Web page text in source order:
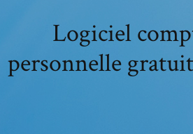
Logiciel
personnelle